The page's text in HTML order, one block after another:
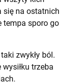
się na ostatnich
tempa sporo go
zwykły ból.
trzeba